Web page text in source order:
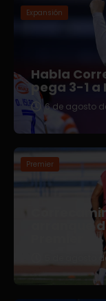
Expansión
Habla
pega 3-1 a
6 de agosto
Premier
arranque
5 de agosto